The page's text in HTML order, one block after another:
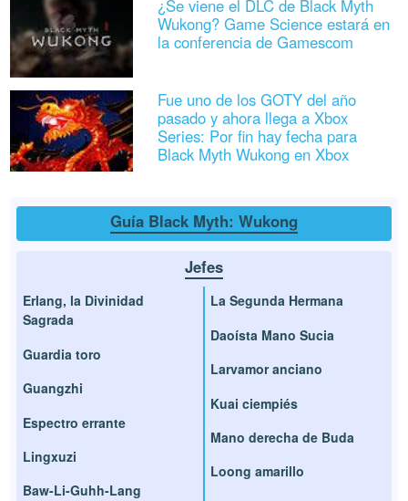
¿Se viene el DLC de Black Myth
Wukong? Game Science estará en
la conferencia de Gamescom
Fue uno de los GOTY del año
pasado y ahora llega a Xbox
Series: Por fin hay fecha para
Black Myth Wukong en Xbox
Guía Black Myth: Wukong
Jefes
Erlang, la Divinidad
Sagrada
Guardia toro
Guangzhi
Espectro errante
Lingxuzi
Baw-Li-Guhh-Lang
La Segunda Hermana
Daoísta Mano Sucia
Larvamor anciano
Kuai ciempiés
Mano derecha de Buda
Loong amarillo